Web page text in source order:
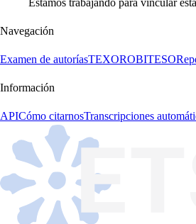
Estamos trabajando para vincular
Navegación
Examen de autoríasTEXOROBITESO
Información
APICómo citarnosTranscripciones